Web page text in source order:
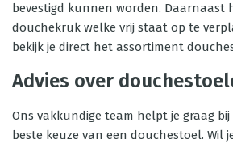
bevestigd kunnen worden. Daarnaast
douchekruk welke vrij staat op te
bekijk je direct het assortiment
Advies over
Ons vakkundige team helpt je graag
beste keuze van een douchestoel. Wil